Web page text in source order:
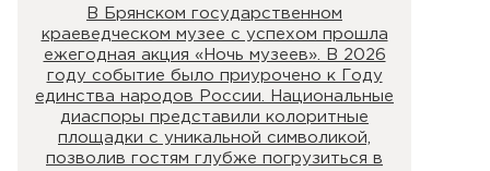
В Брянском государственном
краеведческом музее с успехом прошла
ежегодная акция «Ночь музеев». В 2026
году событие было приурочено к Году
единства народов России. Национальные
диаспоры представили колоритные
площадки с уникальной символикой,
позволив гостям глубже погрузиться в